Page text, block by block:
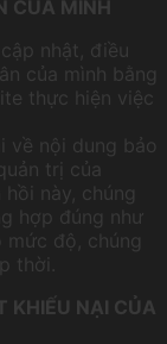
CỦA MÌNH
nhật, điều
của mình bằng
thực hiện việc
về nội dung bảo
trị của
này, chúng
hợp đúng như
mức độ, chúng
thời.
KHIẾU NẠI CỦA